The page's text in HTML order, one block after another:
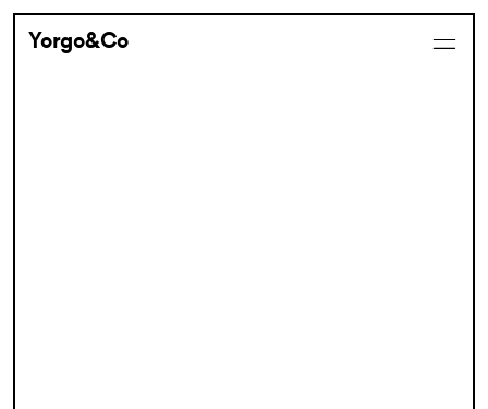
Yorgo&Co